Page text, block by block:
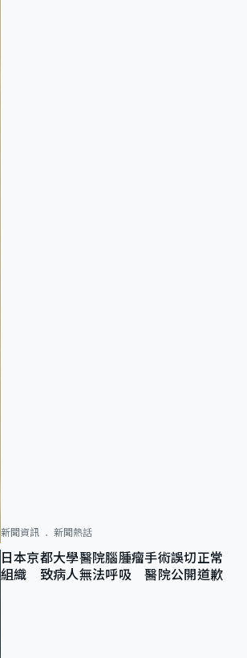
新聞資訊 新聞熱話
日本京都大學醫院腦腫瘤手術誤切正常
組織 致病人無法呼吸 醫院公開道歉